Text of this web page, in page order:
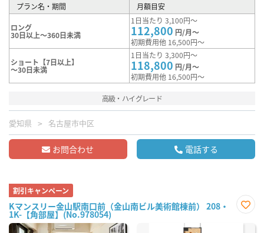
プラン名・期間 月額目安
ロング
30日以上～360日未満
1日当たり 3,100円～
112,800 円/月～
初期費用他 16,500円～
ショート【7日以上】
～30日未満
1日当たり 3,300円～
118,800 円/月～
初期費用他 16,500円～
高級・ハイグレード
愛知県 名古屋市中区
お問合わせ 電話する
割引キャンペーン
Kマンスリー金山駅南口前（金山南ビル美術館棟前） 208・
1K-【角部屋】(No.978054)
に入